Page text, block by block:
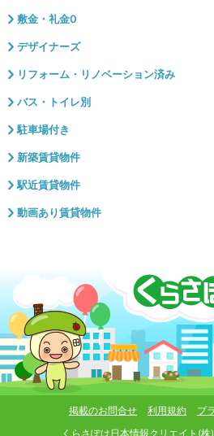
敷金・礼金0
デザイナーズ
リフォーム・リノベーション済み
バス・トイレ別
駐車場付き
新築賃貸物件
駅近賃貸物件
動画あり賃貸物件
掲載のお問合せ 利用規約
プ
くらさぽは 日本情報クリエイト(株)